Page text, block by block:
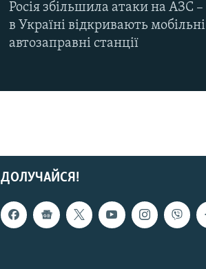
Росія збільшила атаки на АЗС –
в Україні відкривають мобільні
автозаправні станції
ДОЛУЧАЙСЯ!